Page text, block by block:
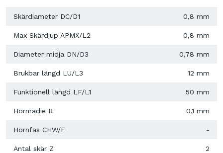
Skärdiameter DC/D1 0,8 mm
Max Skärdjup APMX/L2 0,8 mm
Diameter midja DN/D3 0,78 mm
Brukbar längd LU/L3 12 mm
Funktionell längd LF/L1 50 mm
Hörnradie R 0,1 mm
Hörnfas CHW/F -
Antal skär Z 2